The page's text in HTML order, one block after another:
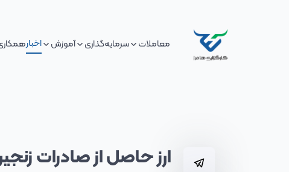
معاملات سرمایه‌گذاری آموزش اخبار
ارز حاصل از صادرات